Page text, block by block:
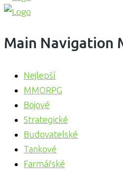
Main Navigation
Nejlepší
MMORPG
Bojové
Strategické
Budovatelské
Tankové
Farmářské